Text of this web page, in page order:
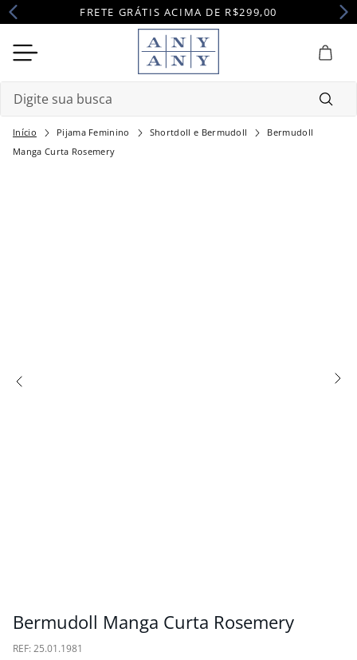
FRETE GRÁTIS ACIMA DE R$299,00
Pijama Feminino Shortdoll e Bermudoll
Bermudoll
Manga Curta Rosemery
Bermudoll Manga Curta Rosemery
: 25.01.1981
Termos mais buscados